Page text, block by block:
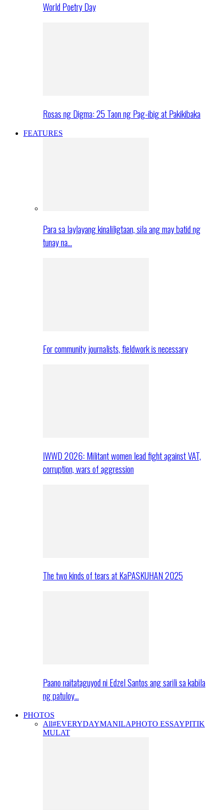
World Poetry Day
Rosas ng Digma: 25 Taon ng Pag-ibig at Pakikibaka
FEATURES
Para sa laylayang kinaliligtaan, sila ang may batid ng
tunay na…
For community journalists, fieldwork is necessary
IWWD 2026: Militant women lead fight against VAT,
corruption, wars of aggression
The two kinds of tears at KaPASKUHAN 2025
Paano naitataguyod ni Edzel Santos ang sarili sa kabila
ng patuloy…
PHOTOS
All#EVERYDAYMANILAPHOTO ESSAYPITIK
MULAT